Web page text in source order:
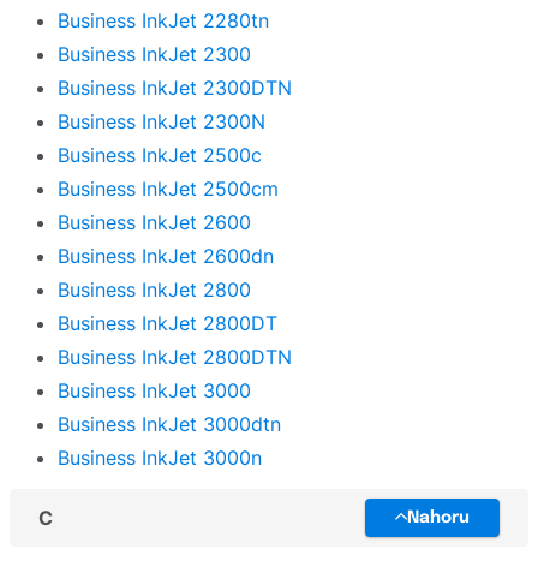
Business InkJet 2280tn
Business InkJet 2300
Business InkJet 2300DTN
Business InkJet 2300N
Business InkJet 2500c
Business InkJet 2500cm
Business InkJet 2600
Business InkJet 2600dn
Business InkJet 2800
Business InkJet 2800DT
Business InkJet 2800DTN
Business InkJet 3000
Business InkJet 3000dtn
Business InkJet 3000n
C Nahoru